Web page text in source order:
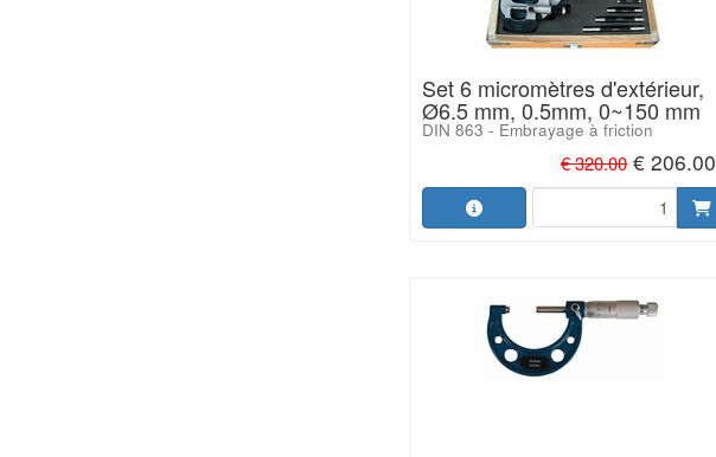
Set 6 micromètres d'extérieur,
Ø6.5 mm, 0.5mm, 0~150 mm
DIN 863 - Embrayage à friction
€ 320.00 € 206.00